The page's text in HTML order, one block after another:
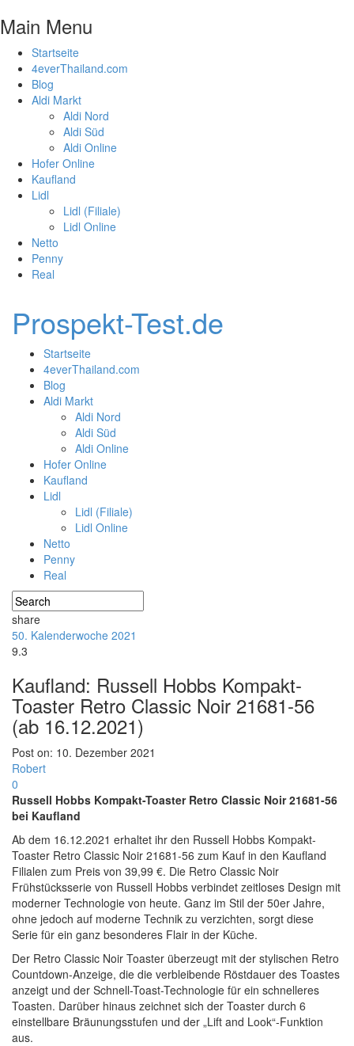
Main Menu
Startseite
4everThailand.com
Blog
Aldi Markt
Aldi Nord
Aldi Süd
Aldi Online
Hofer Online
Kaufland
Lidl
Lidl (Filiale)
Lidl Online
Netto
Penny
Real
Prospekt-Test.de
Startseite
4everThailand.com
Blog
Aldi Markt
Aldi Nord
Aldi Süd
Aldi Online
Hofer Online
Kaufland
Lidl
Lidl (Filiale)
Lidl Online
Netto
Penny
Real
share
50. Kalenderwoche 2021
9.3
Kaufland: Russell Hobbs Kompakt-
Toaster Retro Classic Noir 21681-56
(ab 16.12.2021)
Post on: 10. Dezember 2021
Robert
0
Russell Hobbs Kompakt-Toaster Retro Classic Noir 21681-56
bei Kaufland
Ab dem 16.12.2021 erhaltet ihr den Russell Hobbs Kompakt-
Toaster Retro Classic Noir 21681-56 zum Kauf in den Kaufland
Filialen zum Preis von 39,99 €. Die Retro Classic Noir
Frühstücksserie von Russell Hobbs verbindet zeitloses Design mit
moderner Technologie von heute. Ganz im Stil der 50er Jahre,
ohne jedoch auf moderne Technik zu verzichten, sorgt diese
Serie für ein ganz besonderes Flair in der Küche.
Der Retro Classic Noir Toaster überzeugt mit der stylischen Retro
Countdown-Anzeige, die die verbleibende Röstdauer des Toastes
anzeigt und der Schnell-Toast-Technologie für ein schnelleres
Toasten. Darüber hinaus zeichnet sich der Toaster durch 6
einstellbare Bräunungsstufen und der „Lift and Look“-Funktion
aus.